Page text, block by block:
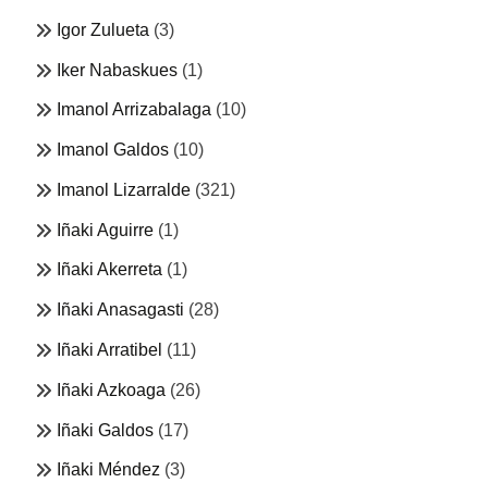
Igor Zulueta (3)
Iker Nabaskues (1)
Imanol Arrizabalaga (10)
Imanol Galdos (10)
Imanol Lizarralde (321)
Iñaki Aguirre (1)
Iñaki Akerreta (1)
Iñaki Anasagasti (28)
Iñaki Arratibel (11)
Iñaki Azkoaga (26)
Iñaki Galdos (17)
Iñaki Méndez (3)